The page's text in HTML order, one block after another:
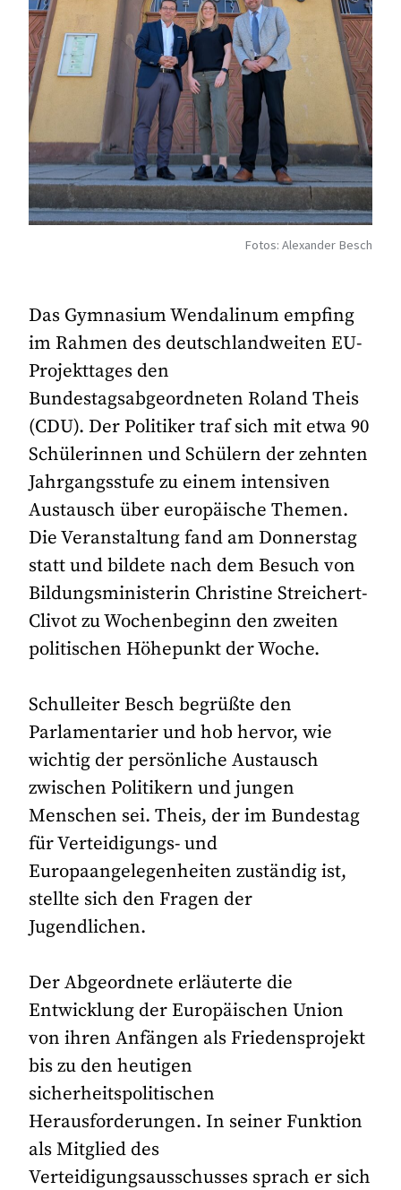
Fotos: Alexander Besch
Das Gymnasium Wendalinum empfing
im Rahmen des deutschlandweiten EU-
Projekttages den
Bundestagsabgeordneten Roland Theis
(CDU). Der Politiker traf sich mit etwa 90
Schülerinnen und Schülern der zehnten
Jahrgangsstufe zu einem intensiven
Austausch über europäische Themen.
Die Veranstaltung fand am Donnerstag
statt und bildete nach dem Besuch von
Bildungsministerin Christine Streichert-
Clivot zu Wochenbeginn den zweiten
politischen Höhepunkt der Woche.
Schulleiter Besch begrüßte den
Parlamentarier und hob hervor, wie
wichtig der persönliche Austausch
zwischen Politikern und jungen
Menschen sei. Theis, der im Bundestag
für Verteidigungs- und
Europaangelegenheiten zuständig ist,
stellte sich den Fragen der
Jugendlichen.
Der Abgeordnete erläuterte die
Entwicklung der Europäischen Union
von ihren Anfängen als Friedensprojekt
bis zu den heutigen
sicherheitspolitischen
Herausforderungen. In seiner Funktion
als Mitglied des
Verteidigungsausschusses sprach er sich